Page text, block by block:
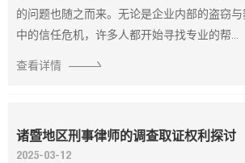
的问题也随之而来。无论是企业内部的盗窃
中的信任危机，许多人都开始寻找专业的帮...
查看详情
诸暨地区刑事律师的调查取证权利探讨
2025-03-12